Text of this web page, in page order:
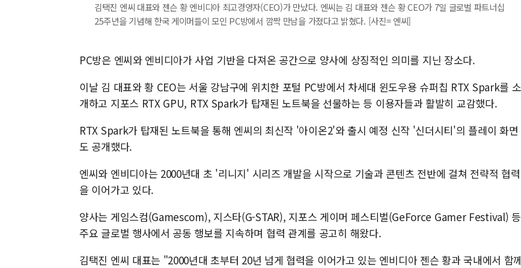
김택진 엔씨 대표와 젠슨 황 엔비디아 최고경영자(CEO)가 만났다. 엔씨는 김 대표와 젠슨 황 CEO가 7일 글로벌 파트너십
25주년을 기념해 한국 게이머들이 모인 PC방에서 깜짝 만남을 가졌다고 밝혔다. [사진= 엔씨]
PC방은 엔씨와 엔비디아가 사업 기반을 다져온 공간으로 양사에 상징적인 의미를 지닌 장소다.
이날 김 대표와 황 CEO는 서울 강남구에 위치한 포털 PC방에서 차세대 윈도우용 슈퍼칩 RTX Spark를 소
개하고 지포스 RTX GPU, RTX Spark가 탑재된 노트북을 선물하는 등 이용자들과 활발히 교감했다.
RTX Spark가 탑재된 노트북을 통해 엔씨의 최신작 '아이온2'와 출시 예정 신작 '신더시티'의 플레이 화면
도 공개했다.
엔씨와 엔비디아는 2000년대 초 '리니지' 시리즈 개발을 시작으로 기술과 콘텐츠 전반에 걸쳐 전략적 협력
을 이어가고 있다.
양사는 게임스컴(Gamescom), 지스타(G-STAR), 지포스 게이머 페스티벌(GeForce Gamer Festival) 등
주요 글로벌 행사에서 공동 행보를 지속하며 협력 관계를 공고히 해왔다.
김택진 엔씨 대표는 "2000년대 초부터 20년 넘게 협력을 이어가고 있는 엔비디아 젠슨 황과 국내에서 함께